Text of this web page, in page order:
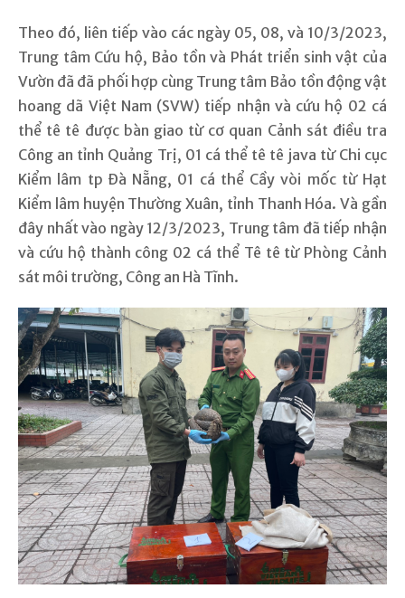
Theo đó, liên tiếp vào các ngày 05, 08, và 10/3/2023,
Trung tâm Cứu hộ, Bảo tồn và Phát triển sinh vật của
Vườn đã đã phối hợp cùng Trung tâm Bảo tồn động vật
hoang dã Việt Nam (SVW) tiếp nhận và cứu hộ 02 cá
thể tê tê được bàn giao từ cơ quan Cảnh sát điều tra
Công an tỉnh Quảng Trị, 01 cá thể tê tê java từ Chi cục
Kiểm lâm tp Đà Nẵng, 01 cá thể Cầy vòi mốc từ Hạt
Kiểm lâm huyện Thường Xuân, tỉnh Thanh Hóa. Và gần
đây nhất vào ngày 12/3/2023, Trung tâm đã tiếp nhận
và cứu hộ thành công 02 cá thể Tê tê từ Phòng Cảnh
sát môi trường, Công an Hà Tĩnh.